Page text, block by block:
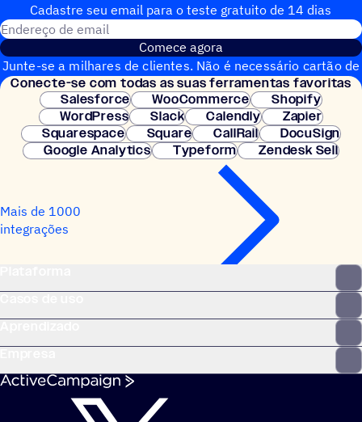
Cadastre seu email para o teste gratuito de 14 dias
Comece agora
Junte-se a milhares de clientes. Não é necessário cartão de
crédito. Configuração instantânea.
Conecte-se com todas as suas ferramentas favoritas
Salesforce
WooCommerce
Shopify
WordPress
Slack Calendly
Zapier
Squarespace
Square CallRail
DocuSign
Google Analytics
Typeform Zendesk Sell
Mais de 1000
integrações